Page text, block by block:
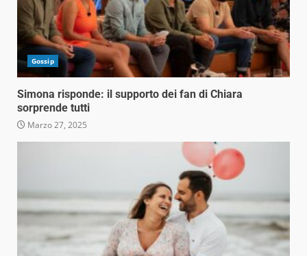
Gossip
Simona risponde: il supporto dei fan di Chiara
sorprende tutti
Marzo 27, 2025